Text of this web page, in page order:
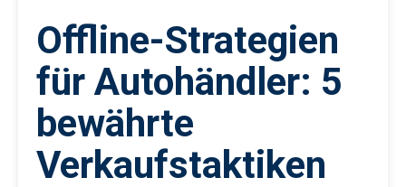
Offline-Strategien
für Autohändler: 5
bewährte
Verkaufstaktiken